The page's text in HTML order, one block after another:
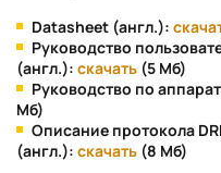
Datasheet (англ.):
Руководство
(англ.): скачать (5 Мб)
Руководство по
Мб)
Описание протокола
(англ.): скачать (8 Мб)